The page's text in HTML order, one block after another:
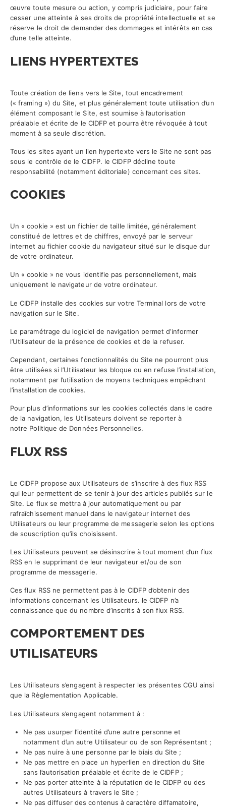
œuvre toute mesure ou action, y compris judiciaire, pour faire
cesser une atteinte à ses droits de propriété intellectuelle et se
réserve le droit de demander des dommages et intérêts en cas
d’une telle atteinte.
LIENS HYPERTEXTES
Toute création de liens vers le Site, tout encadrement
(« framing ») du Site, et plus généralement toute utilisation d’un
élément composant le Site, est soumise à l’autorisation
préalable et écrite de le CIDFP et pourra être révoquée à tout
moment à sa seule discrétion.
Tous les sites ayant un lien hypertexte vers le Site ne sont pas
sous le contrôle de le CIDFP. le CIDFP décline toute
responsabilité (notamment éditoriale) concernant ces sites.
COOKIES
Un « cookie » est un fichier de taille limitée, généralement
constitué de lettres et de chiffres, envoyé par le serveur
internet au fichier cookie du navigateur situé sur le disque dur
de votre ordinateur.
Un « cookie » ne vous identifie pas personnellement, mais
uniquement le navigateur de votre ordinateur.
Le CIDFP installe des cookies sur votre Terminal lors de votre
navigation sur le Site.
Le paramétrage du logiciel de navigation permet d’informer
l’Utilisateur de la présence de cookies et de la refuser.
Cependant, certaines fonctionnalités du Site ne pourront plus
être utilisées si l’Utilisateur les bloque ou en refuse l’installation,
notamment par l’utilisation de moyens techniques empêchant
l’installation de cookies.
Pour plus d’informations sur les cookies collectés dans le cadre
de la navigation, les Utilisateurs doivent se reporter à
notre Politique de Données Personnelles.
FLUX RSS
Le CIDFP propose aux Utilisateurs de s’inscrire à des flux RSS
qui leur permettent de se tenir à jour des articles publiés sur le
Site. Le flux se mettra à jour automatiquement ou par
rafraîchissement manuel dans le navigateur internet des
Utilisateurs ou leur programme de messagerie selon les options
de souscription qu’ils choisissent.
Les Utilisateurs peuvent se désinscrire à tout moment d’un flux
RSS en le supprimant de leur navigateur et/ou de son
programme de messagerie.
Ces flux RSS ne permettent pas à le CIDFP d’obtenir des
informations concernant les Utilisateurs. le CIDFP n’a
connaissance que du nombre d’inscrits à son flux RSS.
COMPORTEMENT DES
UTILISATEURS
Les Utilisateurs s’engagent à respecter les présentes CGU ainsi
que la Règlementation Applicable.
Les Utilisateurs s’engagent notamment à :
Ne pas usurper l’identité d’une autre personne et
notamment d’un autre Utilisateur ou de son Représentant ;
Ne pas nuire à une personne par le biais du Site ;
Ne pas mettre en place un hyperlien en direction du Site
sans l’autorisation préalable et écrite de le CIDFP ;
Ne pas porter atteinte à la réputation de le CIDFP ou des
autres Utilisateurs à travers le Site ;
Ne pas diffuser des contenus à caractère diffamatoire,